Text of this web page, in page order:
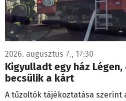
2026. augusztus 7., 17:30
Kigyulladt egy ház Légen,
becsülik a kárt
A tűzoltók tájékoztatása szerint